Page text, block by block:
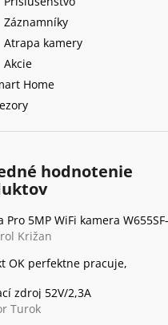
Záznamníky
Atrapa kamery
Akcie
Home
hodnotenie
produktu je 5 z 5
Križan
OK perfektne pracuje,
zdroj 52V/2,3A
produktu je 5 z 5
Turok